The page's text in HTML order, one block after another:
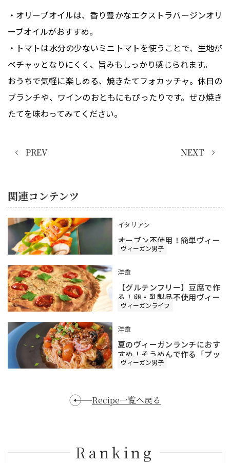
・オリーブオイルは、香り豊かなエクストラバージンオリ
ーブオイルがおすすめ。
・トマトは水分の少ないミニトマトを使うことで、生地が
ベチャッとなりにくく、旨みもしっかり感じられます。
おうちで気軽に楽しめる、焼きたてフォカッチャ。休日の
ブランチや、ワインのおともにもぴったりです。ぜひ焼き
たてを味わってみてください。
PREV NEXT
関連コンテンツ
イタリアン
オーブン不使用！簡単ヴィー
ガンピザ
ヴィーガン男子
洋食
【グルテンフリー】豆腐で作
る！卵・乳製品不使用ヴィー
ガンキッシュ
ヴィーガンライフ
洋食
夏のヴィーガンランチにおす
すめ！そうめんで作る「プッ
タネスカ」
ヴィーガン男子
Ranking
Recipe一覧へ戻る